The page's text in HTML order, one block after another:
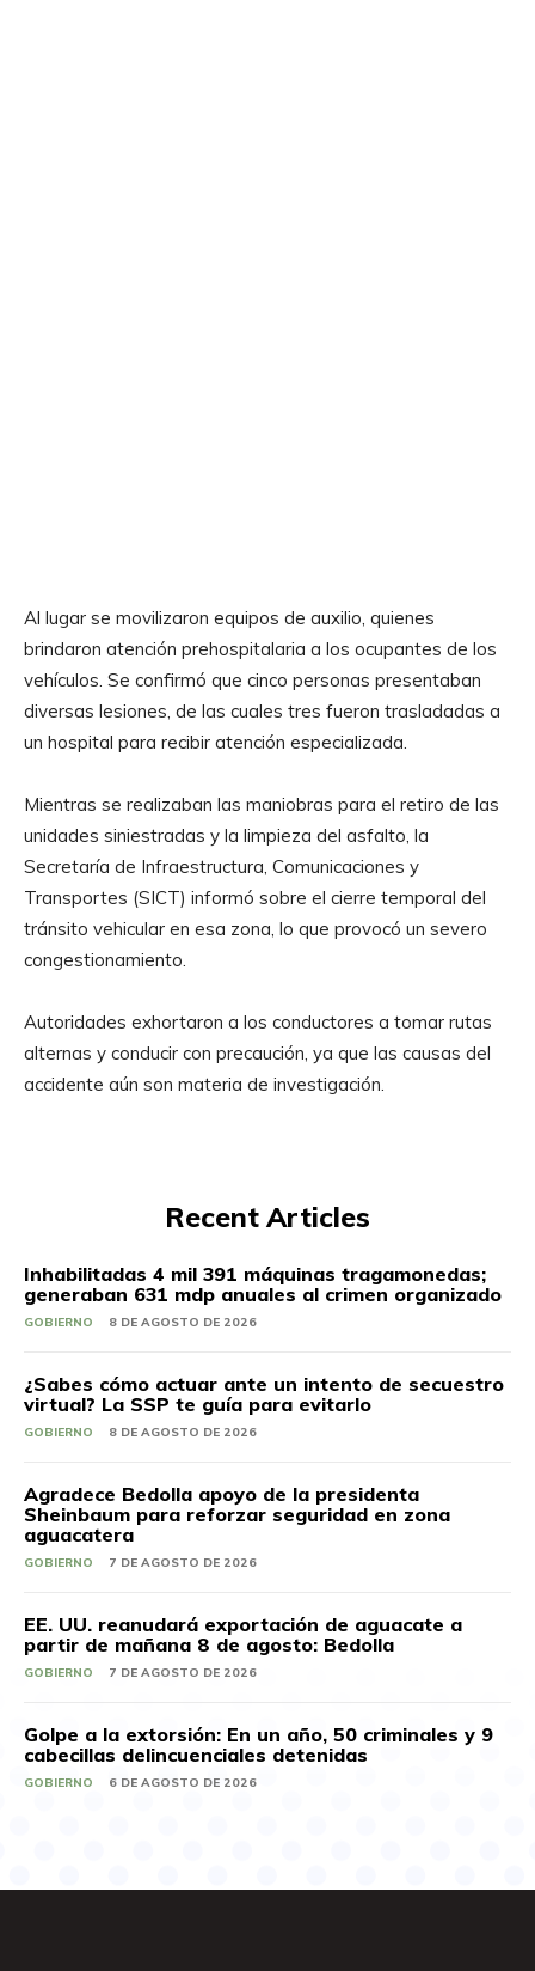
Al lugar se movilizaron equipos de auxilio, quienes
brindaron atención prehospitalaria a los ocupantes de los
vehículos. Se confirmó que cinco personas presentaban
diversas lesiones, de las cuales tres fueron trasladadas a
un hospital para recibir atención especializada.
Mientras se realizaban las maniobras para el retiro de las
unidades siniestradas y la limpieza del asfalto, la
Secretaría de Infraestructura, Comunicaciones y
Transportes (SICT) informó sobre el cierre temporal del
tránsito vehicular en esa zona, lo que provocó un severo
congestionamiento.
Autoridades exhortaron a los conductores a tomar rutas
alternas y conducir con precaución, ya que las causas del
accidente aún son materia de investigación.
Recent Articles
Inhabilitadas 4 mil 391 máquinas tragamonedas;
generaban 631 mdp anuales al crimen organizado
GOBIERNO 8 DE AGOSTO DE 2026
¿Sabes cómo actuar ante un intento de secuestro
virtual? La SSP te guía para evitarlo
GOBIERNO 8 DE AGOSTO DE 2026
Agradece Bedolla apoyo de la presidenta
Sheinbaum para reforzar seguridad en zona
aguacatera
GOBIERNO 7 DE AGOSTO DE 2026
EE. UU. reanudará exportación de aguacate a
partir de mañana 8 de agosto: Bedolla
GOBIERNO 7 DE AGOSTO DE 2026
Golpe a la extorsión: En un año, 50 criminales y 9
cabecillas delincuenciales detenidas
GOBIERNO 6 DE AGOSTO DE 2026